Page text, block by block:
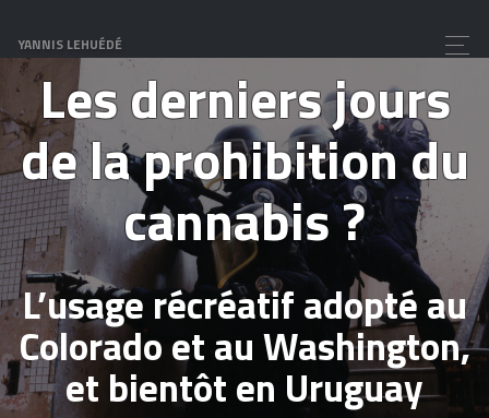
YANNIS LEHUÉDÉ
Les derniers jours
de la prohibition du
cannabis ?
L’usage récréatif adopté au
Colorado et au Washington,
et bientôt en Uruguay